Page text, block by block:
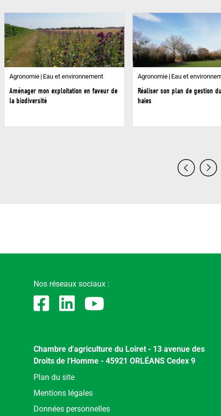
Agronomie Eau et environnement
Aménager mon exploitation en faveur de
la biodiversité
Agronomie Eau et
Réaliser son plan de gestion
haies
Nos réseaux sociaux :
Chambre d'agriculture du Loiret - 13 avenue des
Droits de l'Homme - 45921 ORLÉANS Cedex 9
Menu
Pied
page
Plan du site
Mentions légales
Données personnelles